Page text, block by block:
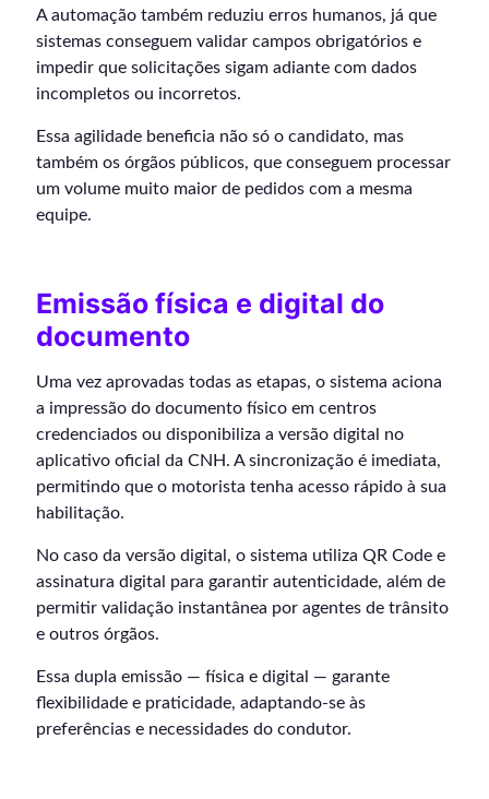
A automação também reduziu erros humanos, já que
sistemas conseguem validar campos obrigatórios e
impedir que solicitações sigam adiante com dados
incompletos ou incorretos.
Essa agilidade beneficia não só o candidato, mas
também os órgãos públicos, que conseguem processar
um volume muito maior de pedidos com a mesma
equipe.
Emissão física e digital do
documento
Uma vez aprovadas todas as etapas, o sistema aciona
a impressão do documento físico em centros
credenciados ou disponibiliza a versão digital no
aplicativo oficial da CNH. A sincronização é imediata,
permitindo que o motorista tenha acesso rápido à sua
habilitação.
No caso da versão digital, o sistema utiliza QR Code e
assinatura digital para garantir autenticidade, além de
permitir validação instantânea por agentes de trânsito
e outros órgãos.
Essa dupla emissão — física e digital — garante
flexibilidade e praticidade, adaptando-se às
preferências e necessidades do condutor.